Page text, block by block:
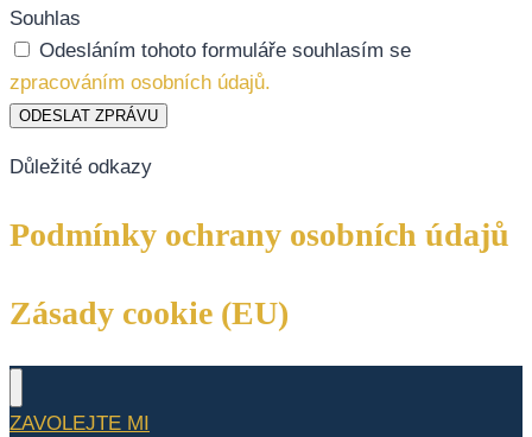
Souhlas
Odesláním tohoto formuláře souhlasím se
zpracováním osobních údajů.
ODESLAT ZPRÁVU
Důležité odkazy
Podmínky ochrany osobních údajů
Zásady cookie (EU)
ZAVOLEJTE MI